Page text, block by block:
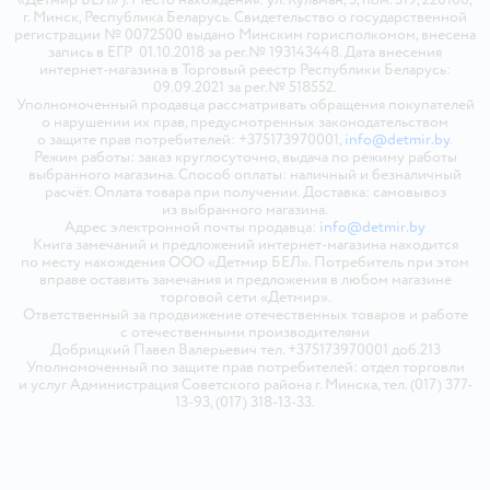
г. Минск, Республика Беларусь. Свидетельство о государственной
регистрации № 0072500 выдано Минским горисполкомом, внесена
запись в ЕГР 01.10.2018 за рег.№ 193143448. Дата внесения
интернет-магазина в Торговый реестр Республики Беларусь:
09.09.2021 за рег.№ 518552.
Уполномоченный продавца рассматривать обращения покупателей
о нарушении их прав, предусмотренных законодательством
о защите прав потребителей: +375173970001, info@detmir.by.
Режим работы: заказ круглосуточно, выдача по режиму работы
выбранного магазина. Способ оплаты: наличный и безналичный
расчёт. Оплата товара при получении. Доставка: самовывоз
из выбранного магазина.
Адрес электронной почты продавца: info@detmir.by
Книга замечаний и предложений интернет-магазина находится
по месту нахождения ООО «Детмир БЕЛ». Потребитель при этом
вправе оставить замечания и предложения в любом магазине
торговой сети «Детмир».
Ответственный за продвижение отечественных товаров и работе
с отечественными производителями
Добрицкий Павел Валерьевич тел. +375173970001 доб.213
Уполномоченный по защите прав потребителей: отдел торговли
и услуг Администрация Советского района г. Минска, тел. (017) 377-
13-93, (017) 318-13-33.